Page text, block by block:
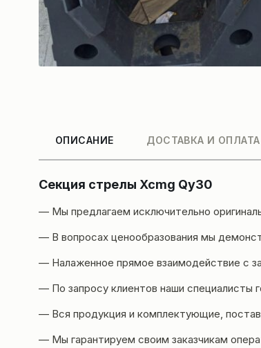
ОПИСАНИЕ ДОСТАВКА И ОПЛАТА
Секция стрелы Xcmg Qy30
— Мы предлагаем исключительно
— В вопросах ценообразования мы
— Налаженное прямое взаимодействие с
— По запросу клиентов наши
— Вся продукция и комплектующие,
— Мы гарантируем своим заказчикам